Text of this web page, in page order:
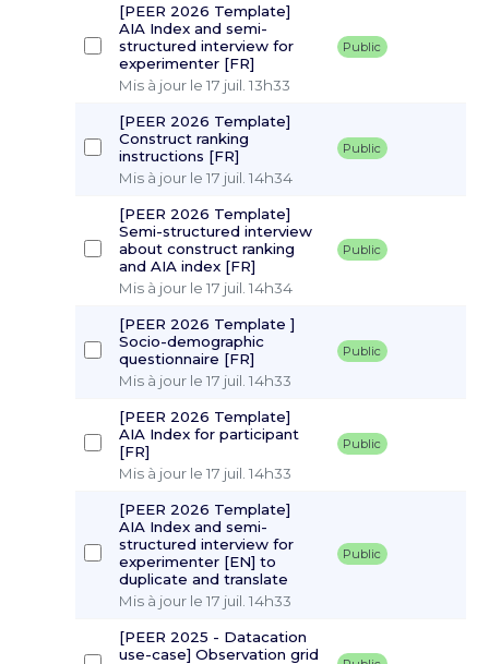
[PEER 2026 Template]
AIA Index and semi-
structured interview for
experimenter [FR]
Mis à jour le 17 juil. 13h33
Public
[PEER 2026 Template]
Construct ranking
instructions [FR]
Mis à jour le 17 juil. 14h34
Public
[PEER 2026 Template]
Semi-structured interview
about construct ranking
and AIA index [FR]
Mis à jour le 17 juil. 14h34
Public
[PEER 2026 Template ]
Socio-demographic
questionnaire [FR]
Mis à jour le 17 juil. 14h33
Public
[PEER 2026 Template]
AIA Index for participant
[FR]
Mis à jour le 17 juil. 14h33
Public
[PEER 2026 Template]
AIA Index and semi-
structured interview for
experimenter [EN] to
duplicate and translate
Mis à jour le 17 juil. 14h33
Public
[PEER 2025 - Datacation
use-case] Observation grid